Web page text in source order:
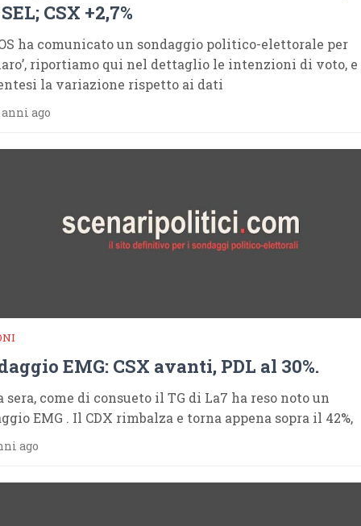
CSX +2,7%
ha comunicato un sondaggio politico-elettorale per
riportiamo qui nel dettaglio le intenzioni di voto,
la variazione rispetto ai dati
ago
EMG: CSX avanti, PDL al 30%.
sera, come di consueto il TG di La7 ha reso noto un
EMG . Il CDX rimbalza e torna appena sopra il 42%,
ago